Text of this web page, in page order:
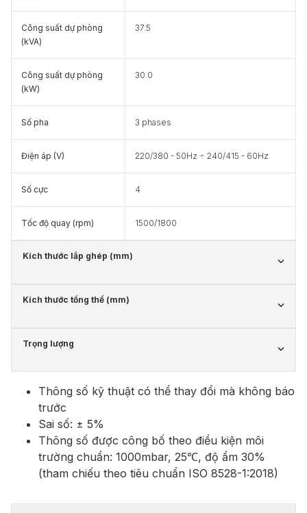
Công suất dự phòng
(kVA)
37.5
Công suất dự phòng
(kW)
30.0
Số pha 3 phases
Điện áp (V) 220/380 - 50Hz ÷ 240/415 - 60Hz
Số cực 4
Tốc độ quay (rpm) 1500/1800
Kích thước lắp ghép (mm)
Kích thước tổng thể (mm)
Trọng lượng
Thông số kỹ thuật có thể thay đổi mà không báo
trước
Sai số: ± 5%
Thông số được công bố theo điều kiện môi
trường chuẩn: 1000mbar, 25℃, độ ẩm 30%
(tham chiếu theo tiêu chuẩn ISO 8528-1:2018)